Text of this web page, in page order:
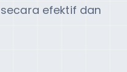
efektif dan